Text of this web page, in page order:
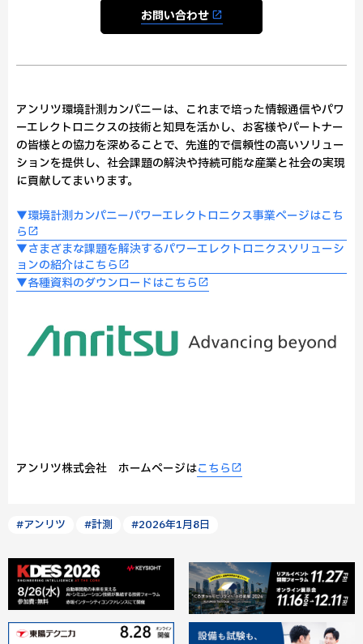
お問い合わせ
アンリツ環境計測カンパニーは、これまで培った情報通信やパワ
ーエレクトロニクスの技術と知見を活かし、お客様やパートナー
の皆様との協力を深めることで、先進的で信頼性の高いソリュー
ションを提供し、社会課題の解決や持続可能な産業と社会の実現
に貢献してまいります。
▼環境計測カンパニーパワーエレクトロニクス事業ページはこち
ら
▼さまざまな課題を解決するパワーエレクトロニクスソリューシ
ョンの紹介はこちら
▼各種資料のダウンロードはこちら
アンリツ株式会社 ホームページはこちら
#アンリツ #計測 #2026年1月8日